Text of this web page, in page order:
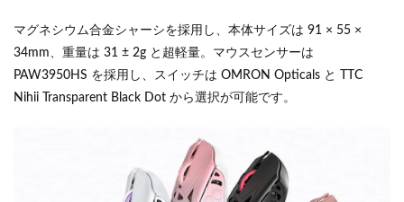
マグネシウム合金シャーシを採用し、本体サイズは 91 × 55 ×
34mm、重量は 31 ± 2g と超軽量。マウスセンサーは
PAW3950HS を採用し、スイッチは OMRON Opticals と TTC
Nihii Transparent Black Dot から選択が可能です。